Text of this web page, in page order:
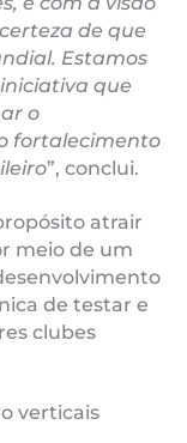
de que
Estamos
que
o
fortalecimento
”, conclui.
atrair
meio de um
de testar e
clubes
verticais